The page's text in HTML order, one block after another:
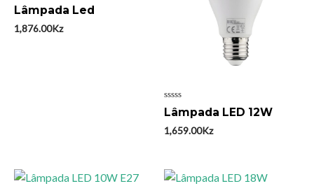
Avaliação
0
de
5
Lâmpada Led
1,876.00Kz
Avaliação
0
de
5
Lâmpada LED 12W
1,659.00Kz